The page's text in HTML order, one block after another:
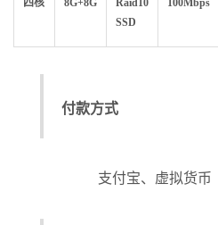
四核 8G+8G
Raid10
SSD
100Mbps
付款方式
支付宝、虚拟货币